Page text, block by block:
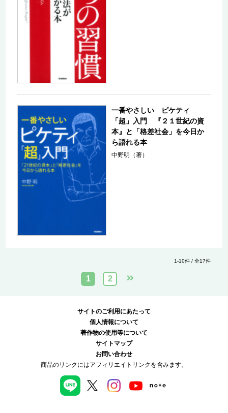
一番やさしい ピケティ
「超」入門 『２１世紀の資
本』と「格差社会」を今日か
ら語れる本
中野明（著）
1-10件 / 全17件
1 2
サイトのご利用にあたって
個人情報について
著作物の使用等について
サイトマップ
お問い合わせ
商品のリンクにはアフィリエイトリンクを含みます。